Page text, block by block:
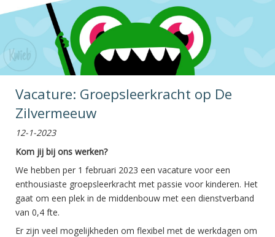
Vacature: Groepsleerkracht op De
Zilvermeeuw
12-1-2023
Kom jij bij ons werken?
We hebben per 1 februari 2023 een vacature voor een
enthousiaste groepsleerkracht met passie voor kinderen. Het
gaat om een plek in de middenbouw met een dienstverband
van 0,4 fte.
Er zijn veel mogelijkheden om flexibel met de werkdagen om